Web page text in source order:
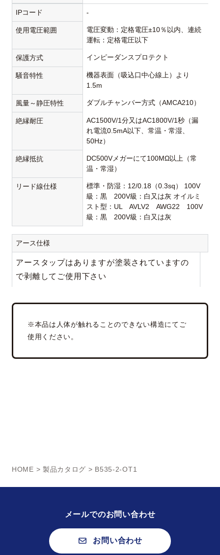
IPコード -
使用電圧範囲
電圧変動：定格電圧±10％以内、連続
運転：定格電圧以下
保護方式 インピーダンスプロテクト
騒音特性
機器表面（吸込口中心線上）より
1.5m
風量～静圧特性 ダブルチャンバー方式（AMCA210）
絶縁耐圧
AC1500V/1分又はAC1800V/1秒（漏
れ電流0.5mA以下、常温・常湿、
50Hz）
絶縁抵抗
DC500Vメガーにて100MΩ以上（常
温・常湿）
リード線仕様
標準・防湿：12/0.18（0.3sq） 100V
級：黒 200V級：白又は灰 オイルミ
スト型：UL AVLV2 AWG22 100V
級：黒 200V級：白又は灰
アース仕様
アースタップはありますが塗装されていますの
で剥離してご使用下さい
※本品は人体が触れることのできない構造にてご
使用ください。
HOME > 製品カタログ > B535-2-OT1
メールでのお問い合わせ
お問い合わせ